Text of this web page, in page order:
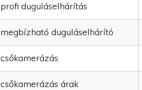
profi duguláselhárítás
megbízható duguláselhárító
csőkamerázás
csőkamerázás árak